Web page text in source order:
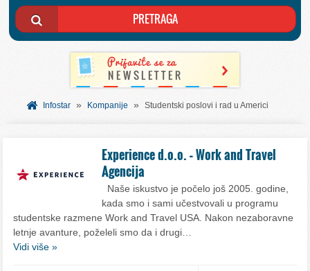
AKCIJE I KATALOZI
BESPLATNI VAUČERI
SVET INFORMACIJA
Infostar » Kompanije » Studentski poslovi i rad u Americi
Experience d.o.o. – Work and Travel
Agencija
Naše iskustvo je počelo još 2005. godine,
kada smo i sami učestvovali u programu
studentske razmene Work and Travel USA. Nakon nezaboravne
letnje avanture, poželeli smo da i drugi…
Vidi više »